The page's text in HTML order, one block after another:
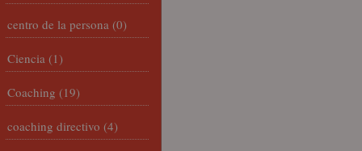
centro de la persona (0)
Ciencia (1)
Coaching (19)
coaching directivo (4)